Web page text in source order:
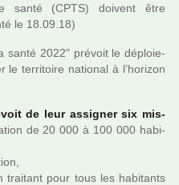
santé (CPTS) doi­vent être
le 18.09.18)
santé 2022" pré­voit le déploie­
le ter­ri­toire natio­nal à l’hori­zon
de leur assi­gner six mis­
de 20 000 à 100 000 habi­
trai­tant pour tous les habi­tants